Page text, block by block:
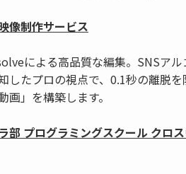
像制作サービス
による高品質な編集。SNSアル
したプロの視点で、0.1秒の離脱を
画」を構築します。
部 プログラミングスクール クロ